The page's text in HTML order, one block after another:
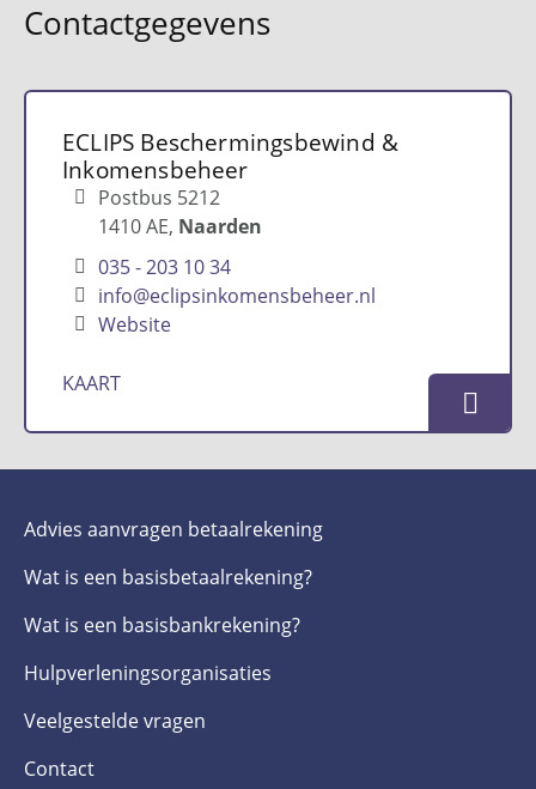
Contactgegevens
ECLIPS Beschermingsbewind &
Inkomensbeheer
Postbus 5212
1410 AE Naarden
035 - 203 10 34
info@eclipsinkomensbeheer.nl
Website
KAART
Advies aanvragen betaalrekening
Wat is een basis­betaalrekening?
Wat is een basis­bankrekening?
Hulpverlenings­organisaties
Veelgestelde­ vragen
Contact